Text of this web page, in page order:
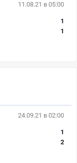
11.08.21 в 05:00
1
1
24.09.21 в 02:00
1
2